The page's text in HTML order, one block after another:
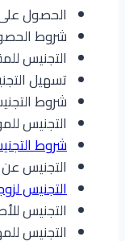
الحصول
شروط
التجنيس
تسهيل
شروط
التجنيس
شروط
التجنيس
التجنيس
التجنيس
التجنيس